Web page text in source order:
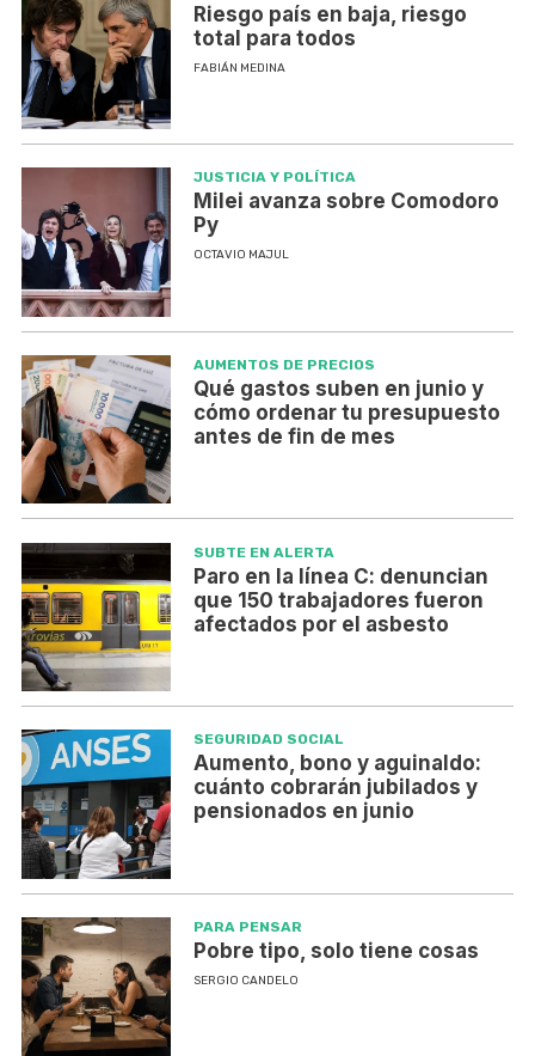
Riesgo país en baja, riesgo
total para todos
FABIÁN MEDINA
JUSTICIA Y POLÍTICA
Milei avanza sobre Comodoro
Py
OCTAVIO MAJUL
AUMENTOS DE PRECIOS
Qué gastos suben en junio y
cómo ordenar tu presupuesto
antes de fin de mes
SUBTE EN ALERTA
Paro en la línea C: denuncian
que 150 trabajadores fueron
afectados por el asbesto
SEGURIDAD SOCIAL
Aumento, bono y aguinaldo:
cuánto cobrarán jubilados y
pensionados en junio
PARA PENSAR
Pobre tipo, solo tiene cosas
SERGIO CANDELO